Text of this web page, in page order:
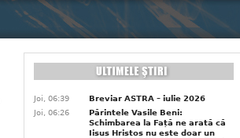
Joi, 06:39
Breviar ASTRA – iulie 2026
Joi, 06:26
Părintele Vasile Beni:
Schimbarea la Față ne arată că
Iisus Hristos nu este doar un